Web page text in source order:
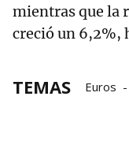
mientras que la
creció un 6,2%,
TEMAS Euros